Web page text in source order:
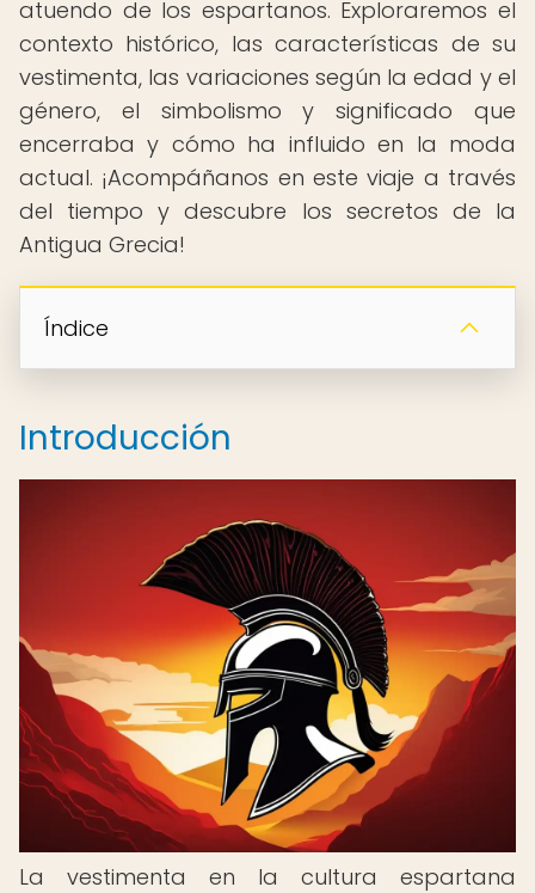
atuendo de los espartanos. Exploraremos el
contexto histórico, las características de su
vestimenta, las variaciones según la edad y el
género, el simbolismo y significado que
encerraba y cómo ha influido en la moda
actual. ¡Acompáñanos en este viaje a través
del tiempo y descubre los secretos de la
Antigua Grecia!
Índice
Introducción
La vestimenta en la cultura espartana